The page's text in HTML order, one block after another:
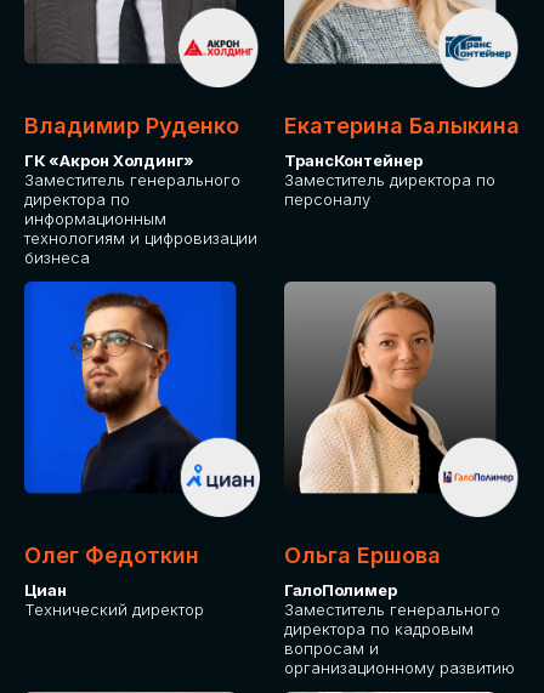
Владимир Руденко
ГК «Акрон Холдинг»
Заместитель генерального
директора по
информационным
технологиям и цифровизации
бизнеса
Екатерина Балыкина
ТрансКонтейнер
Заместитель директора по
персоналу
Олег Федоткин
Циан
Технический директор
Ольга Ершова
ГалоПолимер
Заместитель генерального
директора по кадровым
вопросам и
организационному развитию